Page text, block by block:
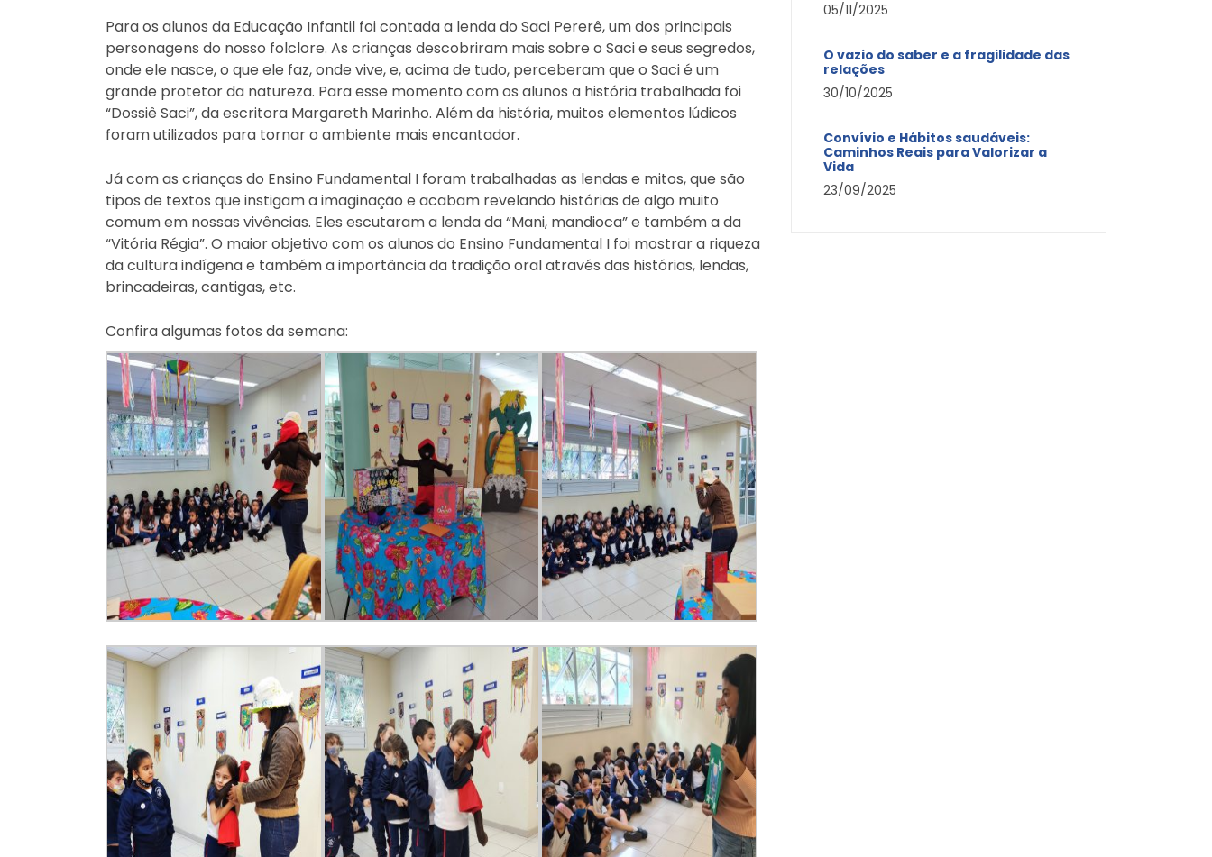
Para os alunos da Educação Infantil foi contada a lenda do Saci Pererê, um dos principais
personagens do nosso folclore. As crianças descobriram mais sobre o Saci e seus segredos,
onde ele nasce, o que ele faz, onde vive, e, acima de tudo, perceberam que o Saci é um
grande protetor da natureza. Para esse momento com os alunos a história trabalhada foi
“Dossiê Saci”, da escritora Margareth Marinho. Além da história, muitos elementos lúdicos
foram utilizados para tornar o ambiente mais encantador.
Já com as crianças do Ensino Fundamental I foram trabalhadas as lendas e mitos, que são
tipos de textos que instigam a imaginação e acabam revelando histórias de algo muito
comum em nossas vivências. Eles escutaram a lenda da “Mani, mandioca” e também a da
“Vitória Régia”. O maior objetivo com os alunos do Ensino Fundamental I foi mostrar a riqueza
da cultura indígena e também a importância da tradição oral através das histórias, lendas,
brincadeiras, cantigas, etc.
Confira algumas fotos da semana:
05/11/2025
O vazio do saber e a fragilidade das
relações
30/10/2025
Convívio e Hábitos saudáveis:
Caminhos Reais para Valorizar a
Vida
23/09/2025